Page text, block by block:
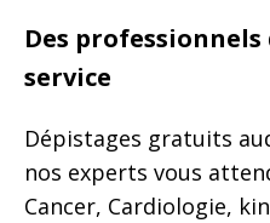
Des
service
Dépistages gratuits
nos experts vous
Cancer, Cardiologie,